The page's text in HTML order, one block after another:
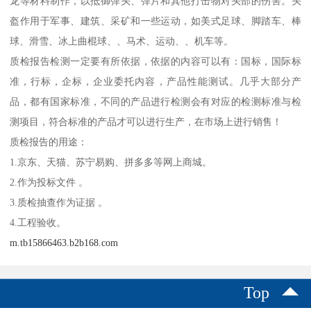
盔作用于军事、建筑、采矿和一些运动，如美式足球、脚踏车、棒
球、滑雪、冰上曲棍球、、马术、运动、、机车等。
质检报告检测一定要有所依据，依据的内容可以有：国标，国际标
准，行标，企标，企业委托内容，产品性能测试。几乎大部分产
品，都有国家标准，不同的产品进行检测会有对应的检测标准与检
测项目，符合标准的产品才可以进行生产，在市场上进行销售！
质检报告的用途：
1.京东、天猫、苏宁易购、拼多多等网上商城。
2.作为投标文件 。
3.质检抽查作为证据 。
4.工程验收。
m.tb15866463.b2b168.com
Top